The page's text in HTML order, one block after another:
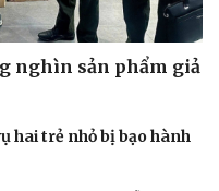
nghìn sản phẩm giả
hai trẻ nhỏ bị bạo hành